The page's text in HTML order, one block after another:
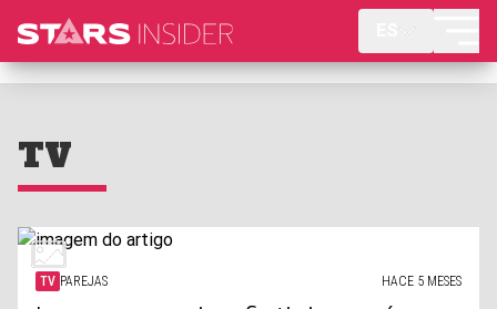
TV
TV PAREJAS HACE 5 MESES